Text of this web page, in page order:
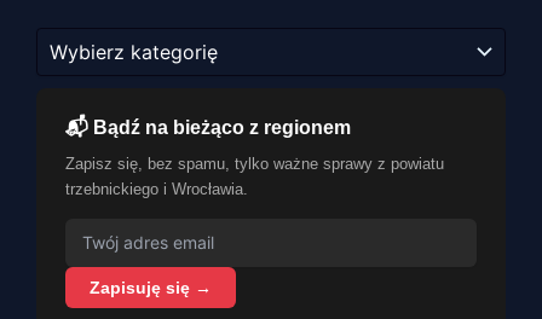
📬 Bądź na bieżąco z regionem
Zapisz się, bez spamu, tylko ważne sprawy z powiatu
trzebnickiego i Wrocławia.
Zapisuję się →